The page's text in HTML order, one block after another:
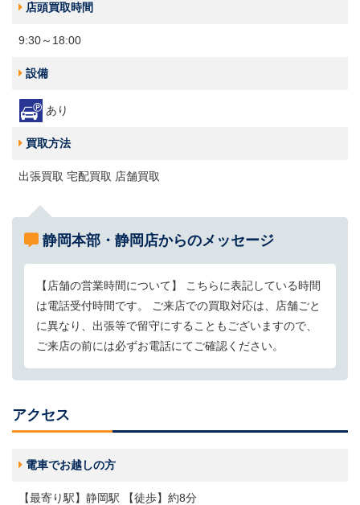
店頭買取時間
9:30～18:00
設備
あり
買取方法
出張買取 宅配買取 店舗買取
静岡本部・静岡店からのメッセージ
【店舗の営業時間について】 こちらに表記している時間
は電話受付時間です。 ご来店での買取対応は、店舗ごと
に異なり、出張等で留守にすることもございますので、
ご来店の前には必ずお電話にてご確認ください。
アクセス
電車でお越しの方
【最寄り駅】静岡駅 【徒歩】約8分